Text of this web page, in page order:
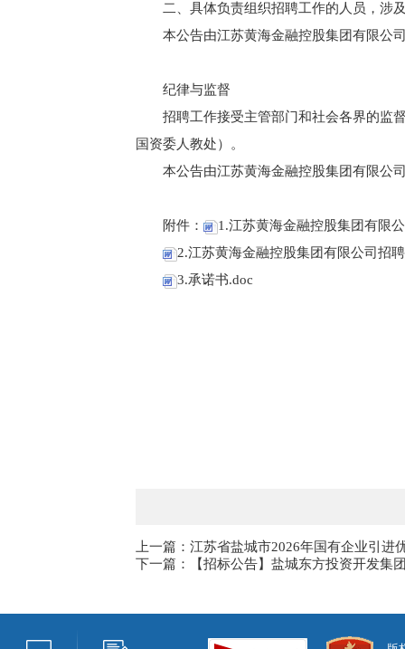
二、具体负责组织招聘工作的人员，涉
本公告由江苏黄海金融控股集团有限公
纪律与监督
招聘工作接受主管部门和社会各界的监
国资委人教处）。
本公告由江苏黄海金融控股集团有限公
附件：
1.江苏黄海金融控股集团有限
2.江苏黄海金融控股集团有限公司招
3.承诺书.doc
上一篇：江苏省盐城市2026年国有企业引进
下一篇：【招标公告】盐城东方投资开发集